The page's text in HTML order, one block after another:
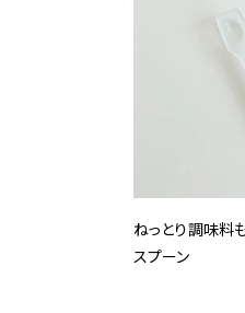
ねっとり調味料
スプーン